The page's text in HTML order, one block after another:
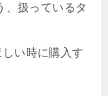
、扱っているタ
い時に購入す